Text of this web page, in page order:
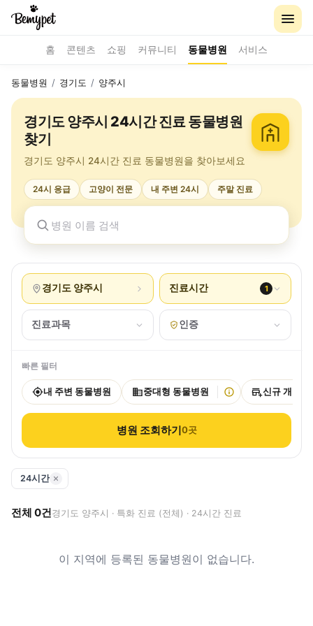
홈 콘텐츠 쇼핑 커뮤니티 동물병원 서비스
동물병원 / 경기도 / 양주시
경기도 양주시 24시간 진료 동물병원
찾기
경기도 양주시 24시간 진료 동물병원을 찾아보세요
24시 응급 고양이 전문 내 주변 24시 주말 진료
경기도 양주시 진료시간 1
진료과목 인증
빠른 필터
내 주변 동물병원 중대형 동물병원 신규 개원
병원 조회하기0곳
24시간
전체 0건경기도 양주시 · 특화 진료 (전체) · 24시간 진료
이 지역에 등록된 동물병원이 없습니다.